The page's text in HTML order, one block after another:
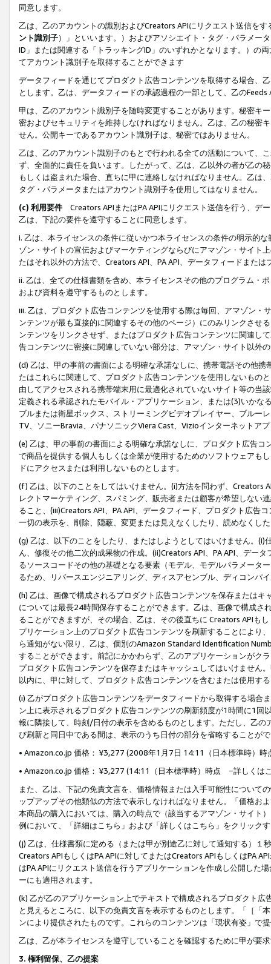
同意します。
乙は、乙のアカウントの識別およびCreators APIにリクエスト送信を
ント識別子）」といいます。）およびアソシエイト・タグ・パラメー
ID」または関連する「トラッキングID」のいずれかとなります。）の
てアカウント識別子を取得することができます
データフィードを通じてプロダクト広告コンテンツを取得する場合、
とします。乙は、データフィードの承認過程の一部として、乙の
甲は、乙のアカウント識別子を随時変更することがあります。秘密キ
密およびセキュリティを維持しなければなりません。乙は、乙の秘密
せん。公開キーであるアカウント識別子は、秘密ではありません。
乙は、乙のアカウント識別子のもとで行われる全ての活動について、
ず、全面的に責任を負います。したがって、乙は、乙以外の者が乙の
もしくは盗まれた場合、直ちに甲に連絡しなければなりません。乙は
タグ・パラメータまたはアカウント識別子を使用してはなりません。
(c) 利用要件 Creators APIまたはPA APIにリクエスト送信を行う、デ
乙は、下記の要件を遵守することに同意します。
i. 乙は、本ライセンスの条件に従いかつ本ライセンスの条件の明示的
ゾン・サイトの宣伝およびマーケティングならびにアマゾン・サイト
たはそれ以外の方法で、Creators API、PA API、データフィードまた
ii. 乙は、全ての仕様書類を含め、本ライセンスその他のプログラム・
および資料を遵守するものとします。
iii. 乙は、プロダクト広告コンテンツを使用する際は毎回、アマゾン
ンテンツが最も直接的に関連するその他のページ）にのみリンクさせ
ンテンツをリンクさせず、またはプロダクト広告コンテンツに関連し
告コンテンツに密接に関連していない部分は、アマゾン・サイト以外
(d) 乙は、甲の事前の書面による明確な承諾なしに、携帯電話その他
たはこれらに関連して、プロダクト広告コンテンツを使用しないもの
由してアクセスされる携帯端末用に最適化されていないサイト等の当
定義される承認されたモバイル・アプリケーション、または(3)いか
ブルまたは衛星ボックス、ストリーミングビデオプレイヤー、ブルー
TV、ソニーBravia、パナソニックViera Cast、Vizioインターネットア
(e) 乙は、甲の事前の書面による明確な承諾なしに、プロダクト広告
で商品を提供する個人もしくは企業が使用するためのソフトウェアも
ドにアクセスまたは利用しないものとします。
(f) 乙は、以下のことをしてはいけません。(i)方法を問わず、Creators
レクトマーケティング、スパミング、販売者または顧客が希望しない
ること、(iii)Creators API、PA API、データフィード、プロダクト広告
一切の表示を、削除、隠蔽、変更または見えなくしたり、読めなくし
(g) 乙は、以下のことをしたり、またはしようとしてはいけません。
ん、修復その他二次的成果物の作成。(ii)Creators API、PA API、デー
るソースコードその他の基礎となる要素（モデル、モデルパラメータ
るため、リバースエンジニアリング、ディスアセンブル、ディコンパ
(h) 乙は、画像で構成されるプロダクト広告コンテンツを保存または
については最長24時間保存することができます。乙は、画像で構成
ることができますが、その場合、乙は、その後直ちに Creators APIも
プリケーション上のプロダクト広告コンテンツを刷新することにより
ら通知がない限り、乙は、個別のAmazon Standard Identification
することができます。前記にかかわらず、乙のアプリケーションがク
プロダクト広告コンテンツを保存またはキャッシュしてはいけません
以内に、甲に対して、プロダクト広告コンテンツを含むまたは使用す
(i) 乙がプロダクト広告コンテンツをデータフィードから取得する場合
ン上に表示されるプロダクト広告コンテンツの刷新頻度が1時間に1
報に隣接して、時刻/日付の表示を含めるものとします。ただし、乙
び刷新と同日中である間は、表示のうち日付の部分を省略することが
• Amazon.co.jp 価格： ¥3,277 (2008年1月7日 14:11（日本標準時）
• Amazon.co.jp 価格： ¥3,277 (14:11（日本標準時）時点 −詳しくは
また、乙は、下記の免責文言を、価格情報または入手可能性について
ップアップその他類似の方法で表示しなければなりません。「価格
本商品の購入においては、購入の時点で（該当するアマゾン・サイト
例において、「詳細はこちら」および「詳しくはこちら」をクリック
(j) 乙は、仕様書類に定める（または甲が別途乙に対して通知する）
Creators APIもしくはPA APIに対してまたはCreators APIもしくはPA
はPA APIにリクエスト送信を行うアプリケーションを作成し公開した
ーにも適用されます。
(k) 乙が乙のアプリケーション上でテキストで構成されるプロダクト
と見えるところに、以下の免責文言を表示するものとします。「［「
ンにより提供されたものです。これらのコンテンツは「現状有姿」で
乙は、乙が本ライセンスを遵守していることを確認するために甲が要
3. 権利留保、乙の提案